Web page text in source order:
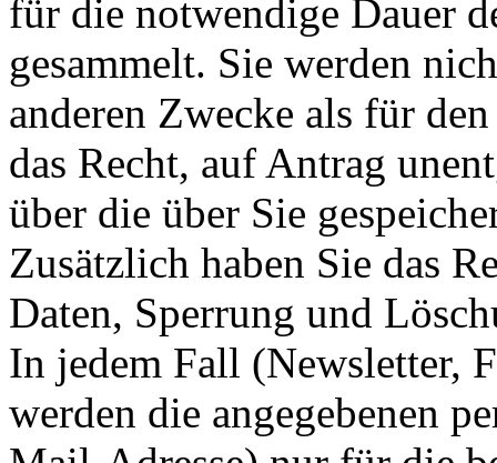
für die notwendige Dauer
gesammelt. Sie werden
anderen Zwecke als für
das Recht, auf Antrag
über die über Sie
Zusätzlich haben Sie das
Daten, Sperrung und
In jedem Fall (Newsletter,
werden die angegebenen